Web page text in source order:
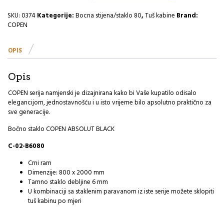
COPEN
ABSOLUT
C-
B6080
SKU:0374Kategorije:Bocna stijena/staklo 80,Tuš kabine Brand:
COPEN
OPIS
Opis
COPEN serija namjenski je dizajnirana kako bi Vaše kupatilo odisalo
elegancijom, jednostavnošću i u isto vrijeme bilo apsolutno praktično za
sve generacije.
Bočno staklo COPEN ABSOLUT BLACK
C-02-B6080
Crni ram
Dimenzije: 800 x 2000 mm
Tamno staklo debljine 6 mm
U kombinaciji sa staklenim paravanom iz iste serije možete sklopiti
tuš kabinu po mjeri